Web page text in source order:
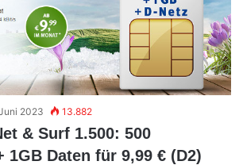
2023 13.882
& Surf 1.500: 500
1GB Daten für 9,99 € (D2)